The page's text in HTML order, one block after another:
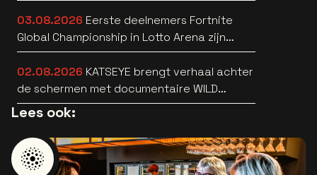
03.08.2026 Eerste deelnemers Fortnite
Global Championship in Lotto Arena zijn
bekend
02.08.2026 KATSEYE brengt verhaal achter
de schermen met documentaire WILD
HEARTS [trailer]
Lees ook: